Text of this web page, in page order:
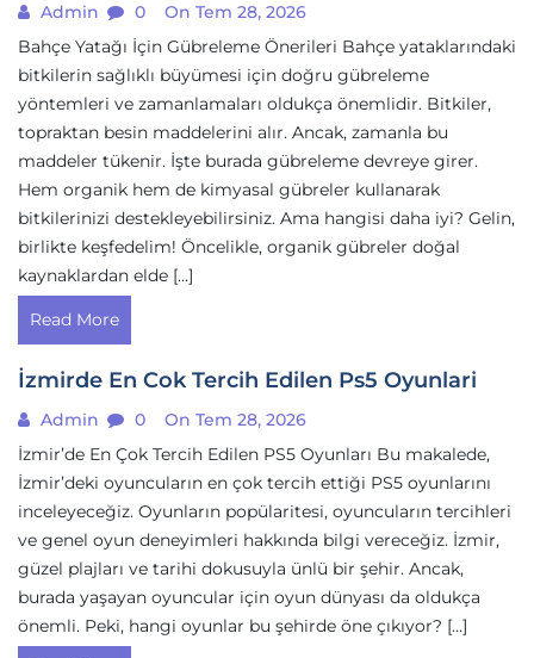
Admin 0
On Tem 28, 2026
Bahçe Yatağı İçin Gübreleme Önerileri Bahçe yataklarındaki
bitkilerin sağlıklı büyümesi için doğru gübreleme
yöntemleri ve zamanlamaları oldukça önemlidir. Bitkiler,
topraktan besin maddelerini alır. Ancak, zamanla bu
maddeler tükenir. İşte burada gübreleme devreye girer.
Hem organik hem de kimyasal gübreler kullanarak
bitkilerinizi destekleyebilirsiniz. Ama hangisi daha iyi? Gelin,
birlikte keşfedelim! Öncelikle, organik gübreler doğal
kaynaklardan elde […]
Read More
İzmirde En Cok Tercih Edilen Ps5 Oyunlari
Admin 0
On Tem 28, 2026
İzmir’de En Çok Tercih Edilen PS5 Oyunları Bu makalede,
İzmir’deki oyuncuların en çok tercih ettiği PS5 oyunlarını
inceleyeceğiz. Oyunların popülaritesi, oyuncuların tercihleri
ve genel oyun deneyimleri hakkında bilgi vereceğiz. İzmir,
güzel plajları ve tarihi dokusuyla ünlü bir şehir. Ancak,
burada yaşayan oyuncular için oyun dünyası da oldukça
önemli. Peki, hangi oyunlar bu şehirde öne çıkıyor? […]